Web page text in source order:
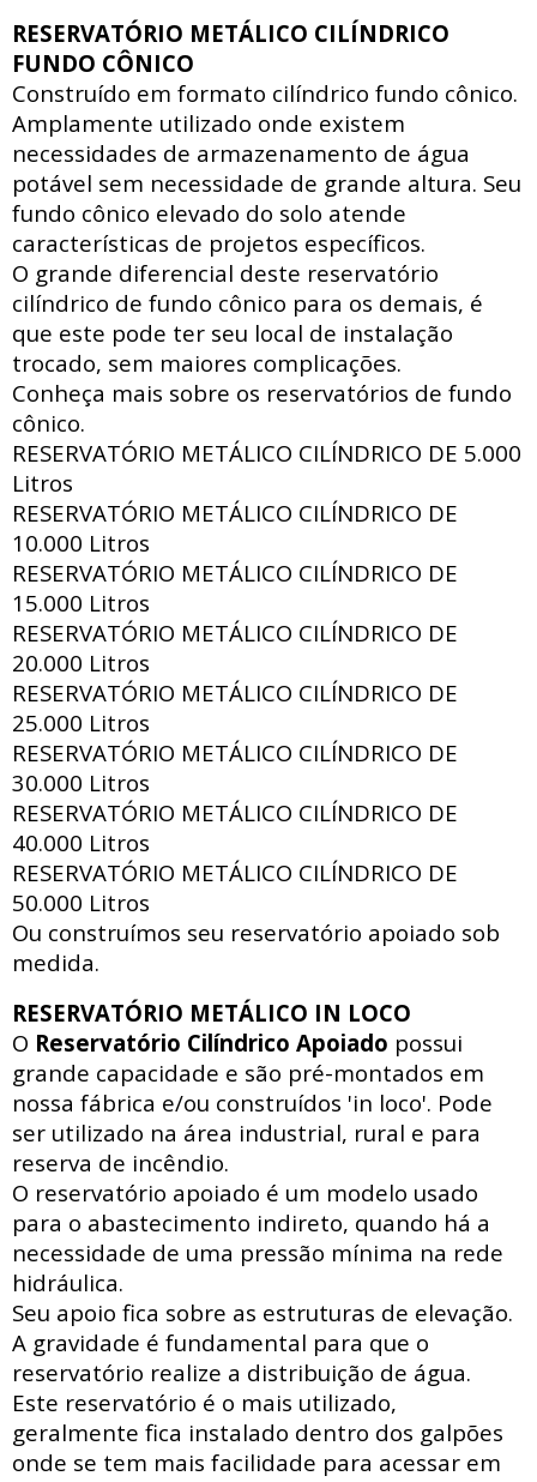
RESERVATÓRIO METÁLICO CILÍNDRICO
FUNDO CÔNICO
Construído em formato cilíndrico fundo cônico.
Amplamente utilizado onde existem
necessidades de armazenamento de água
potável sem necessidade de grande altura. Seu
fundo cônico elevado do solo atende
características de projetos específicos.
O grande diferencial deste reservatório
cilíndrico de fundo cônico para os demais, é
que este pode ter seu local de instalação
trocado, sem maiores complicações.
Conheça mais sobre os reservatórios de fundo
cônico.
RESERVATÓRIO METÁLICO CILÍNDRICO DE 5.000
Litros
RESERVATÓRIO METÁLICO CILÍNDRICO DE
10.000 Litros
RESERVATÓRIO METÁLICO CILÍNDRICO DE
15.000 Litros
RESERVATÓRIO METÁLICO CILÍNDRICO DE
20.000 Litros
RESERVATÓRIO METÁLICO CILÍNDRICO DE
25.000 Litros
RESERVATÓRIO METÁLICO CILÍNDRICO DE
30.000 Litros
RESERVATÓRIO METÁLICO CILÍNDRICO DE
40.000 Litros
RESERVATÓRIO METÁLICO CILÍNDRICO DE
50.000 Litros
Ou construímos seu reservatório apoiado sob
medida.
RESERVATÓRIO METÁLICO IN LOCO
O Reservatório Cilíndrico Apoiado possui
grande capacidade e são pré-montados em
nossa fábrica e/ou construídos 'in loco'. Pode
ser utilizado na área industrial, rural e para
reserva de incêndio.
O reservatório apoiado é um modelo usado
para o abastecimento indireto, quando há a
necessidade de uma pressão mínima na rede
hidráulica.
Seu apoio fica sobre as estruturas de elevação.
A gravidade é fundamental para que o
reservatório realize a distribuição de água.
Este reservatório é o mais utilizado,
geralmente fica instalado dentro dos galpões
onde se tem mais facilidade para acessar em